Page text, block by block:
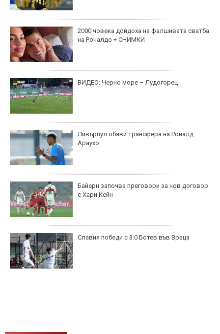
2000 човека дойдоха на фалшивата сватба
на Роналдо + СНИМКИ
ВИДЕО: Черно море – Лудогорец
Ливърпул обяви трансфера на Роналд
Араухо
Байерн започва преговори за нов договор
с Хари Кейн
Славия победи с 3:0 Ботев във Враца